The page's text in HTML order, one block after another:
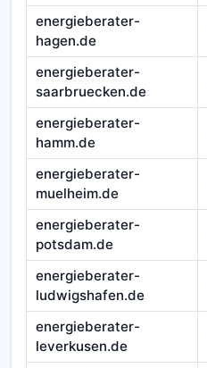
energieberater-
hagen.de
energieberater-
saarbruecken.de
energieberater-
hamm.de
energieberater-
muelheim.de
energieberater-
potsdam.de
energieberater-
ludwigshafen.de
energieberater-
leverkusen.de